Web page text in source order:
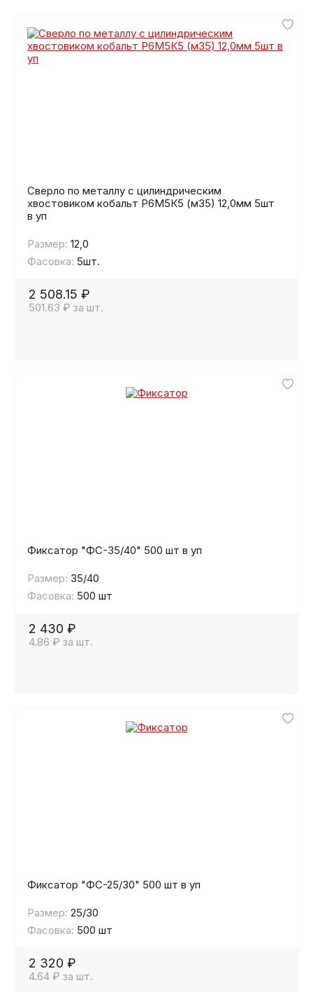
Сверло по металлу с цилиндрическим
хвостовиком кобальт Р6М5К5 (м35) 12,0мм 5шт
в уп
Размер: 12,0
Фасовка: 5шт.
2 508.15 ₽
501.63 ₽ за шт.
Фиксатор "ФС-35/40" 500 шт в уп
Размер: 35/40
Фасовка: 500 шт
2 430 ₽
4.86 ₽ за шт.
Фиксатор "ФС-25/30" 500 шт в уп
Размер: 25/30
Фасовка: 500 шт
2 320 ₽
4.64 ₽ за шт.